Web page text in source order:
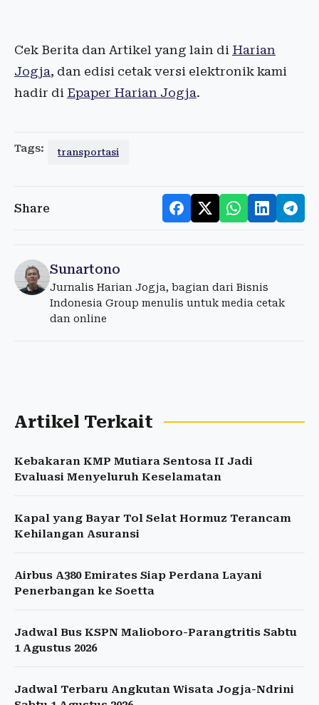
Cek Berita dan Artikel yang lain di Harian
Jogja, dan edisi cetak versi elektronik kami
hadir di Epaper Harian Jogja.
Tags: transportasi
Share
Sunartono
Jurnalis Harian Jogja, bagian dari Bisnis
Indonesia Group menulis untuk media cetak
dan online
Artikel Terkait
Kebakaran KMP Mutiara Sentosa II Jadi
Evaluasi Menyeluruh Keselamatan
Kapal yang Bayar Tol Selat Hormuz Terancam
Kehilangan Asuransi
Airbus A380 Emirates Siap Perdana Layani
Penerbangan ke Soetta
Jadwal Bus KSPN Malioboro-Parangtritis Sabtu
1 Agustus 2026
Jadwal Terbaru Angkutan Wisata Jogja-Ndrini